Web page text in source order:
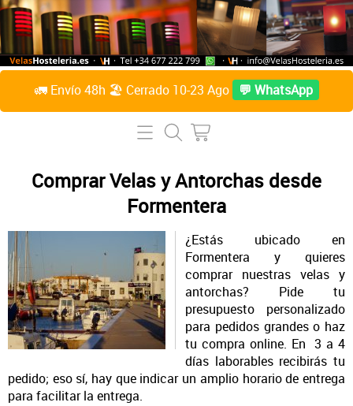
🚛 Envío 48h 🏖️ Cerrado 10-23 Ago 💬 WhatsApp
Inicio
Tienda Online
Lámparas de mesa
Velas de parafina líquida
Accesorios
Velas de citronela líquida
Velas taco
Otras velas tradicionales
Preguntas Frecuentes
Contacto
Sobre Nosotros
Acceder / Crear cuenta
Comprar Velas y Antorchas desde
Formentera
¿Estás ubicado en
Formentera y quieres
comprar nuestras velas y
antorchas? Pide tu
presupuesto personalizado
para pedidos grandes o haz
tu compra online. En 3 a 4
días laborables recibirás tu
pedido; eso sí, hay que indicar un amplio horario de entrega
para facilitar la entrega.